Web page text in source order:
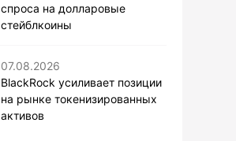
спроса на долларовые
стейблкоины
07.08.2026
BlackRock усиливает позиции
на рынке токенизированных
активов